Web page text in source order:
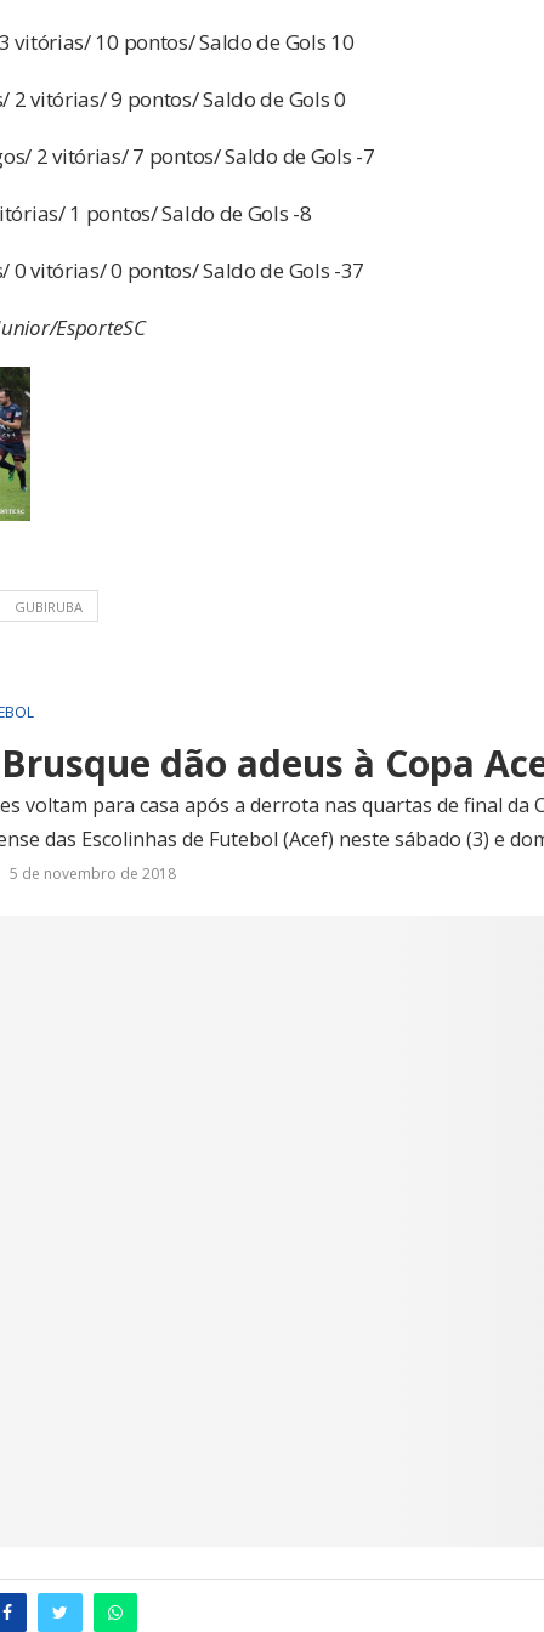
vitórias/ 10 pontos/ Saldo de Gols 10
2 vitórias/ 9 pontos/ Saldo de Gols 0
2 vitórias/ 7 pontos/ Saldo de Gols -7
1 pontos/ Saldo de Gols -8
0 vitórias/ 0 pontos/ Saldo de Gols -37
EsporteSC
GUBIRUBA
dão adeus à Copa
voltam para casa após a derrota nas quartas de final da
das Escolinhas de Futebol (Acef) neste sábado (3) e
5 de novembro de 2018